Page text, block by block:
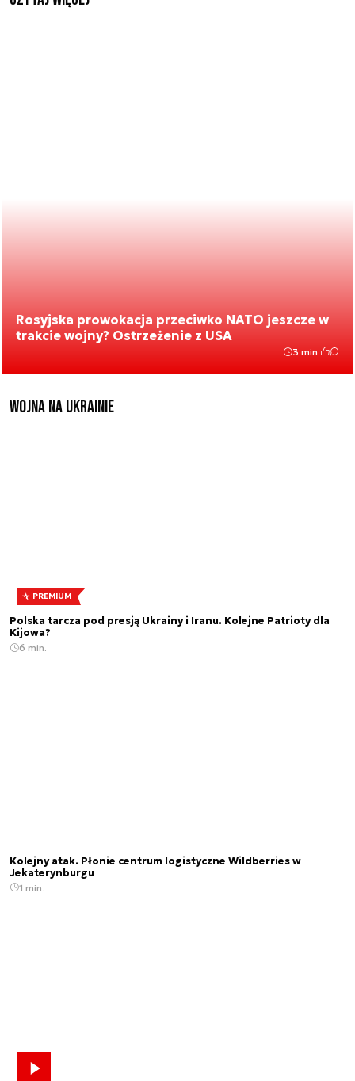
Rosyjska prowokacja przeciwko NATO jeszcze w
trakcie wojny? Ostrzeżenie z USA
3 min.
Wojna na Ukrainie
PREMIUM
Polska tarcza pod presją Ukrainy i Iranu. Kolejne Patrioty dla
Kijowa?
6 min.
Kolejny atak. Płonie centrum logistyczne Wildberries w
Jekaterynburgu
1 min.